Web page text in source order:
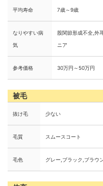
平均寿命 7歳～9歳
なりやすい病
気
股関節形成不全,外
ニア
参考価格 30万円～50万円
被毛
抜け毛 少ない
毛質 スムースコート
毛色 グレー,ブラック,ブラウ